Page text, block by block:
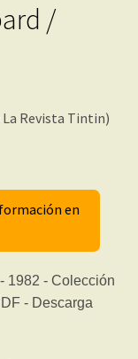
/
La Revista Tintin)
en